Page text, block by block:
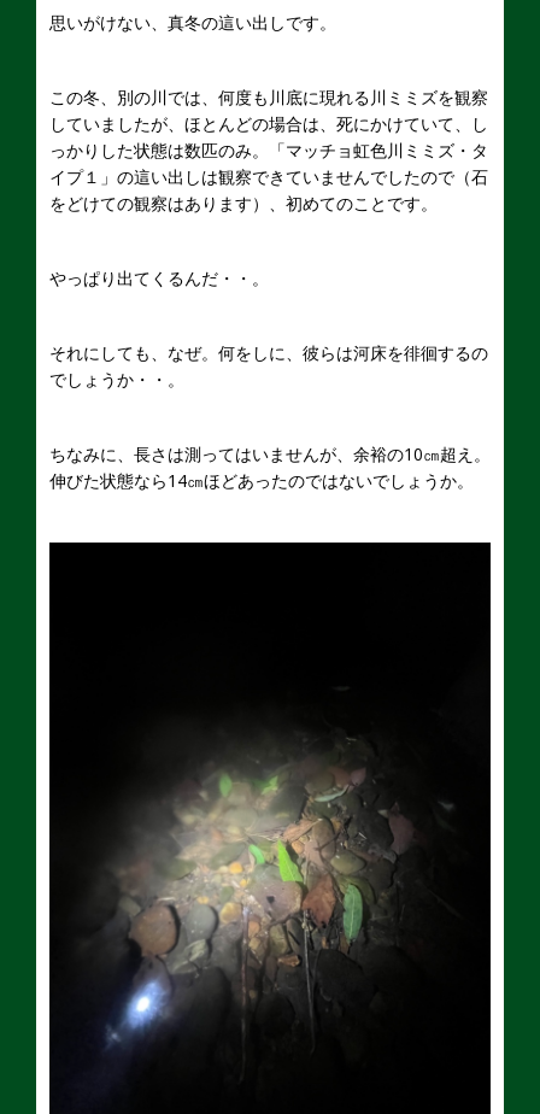
思いがけない、真冬の這い出しです。
この冬、別の川では、何度も川底に現れる川ミミズを観察
していましたが、ほとんどの場合は、死にかけていて、し
っかりした状態は数匹のみ。「マッチョ虹色川ミミズ・タ
イプ１」の這い出しは観察できていませんでしたので（石
をどけての観察はあります）、初めてのことです。
やっぱり出てくるんだ・・。
それにしても、なぜ。何をしに、彼らは河床を徘徊するの
でしょうか・・。
ちなみに、長さは測ってはいませんが、余裕の10㎝超え。
伸びた状態なら14㎝ほどあったのではないでしょうか。